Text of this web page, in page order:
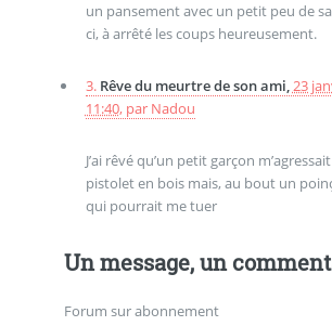
un pansement avec un petit peu de
ci, à arrêté les coups heureusement.
3. Rêve du meurtre de son ami,23
11:40, par Nadou
J’ai rêvé qu’un petit garçon
pistolet en bois mais, au bout un
qui pourrait me tuer
Un message, un
Forum sur abonnement